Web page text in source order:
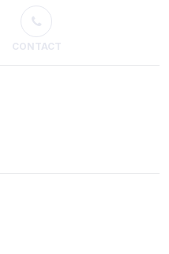
CONTACT